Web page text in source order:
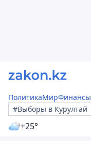
ПолитикаМирФинансы
#Выборы в Курултай
+25°